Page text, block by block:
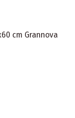
cm Grannova